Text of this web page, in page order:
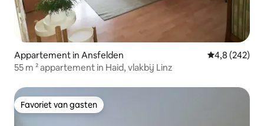
Appartement in Ansfelden Gemiddelde
4,8 (242)
55 m ² appartement in Haid, vlakbij Linz
Favoriet van gasten
Favoriet van gasten